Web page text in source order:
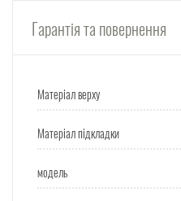
Гарантія та повернення
Матеріал верху
Матеріал підкладки
модель